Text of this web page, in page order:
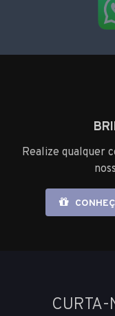
Realize qualquer
CURTA-